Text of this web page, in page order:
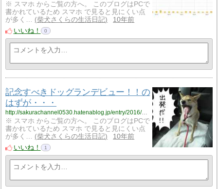
※ スマホ からご覧の方へ。 このブログはPCで
書かれているため スマホ で見ると見にくい点
が多く…
柴犬さくらの生活日記
10年前
いいね！
0
記念すべきドッグランデビュー！！の
はずが・・・
http://sakurachannel0530.hatenablog.jp/entry/2016/10/05/%E8%A8%98%E5%BF%B5%E3%81%99%E3%81%B9%E3%81%8D%E3%83%89%E3%83%83%E3%82%B0%E3%83%A9%E3%83%B3%E3%83%87%E3%83%93%E3%83%A5%E3%83%BC%EF%BC%81%EF%BC%81%E3%81%AE%E3%81%AF%E3%81%9A%E3%81%8C%E3%83%BB
※ スマホ からご覧の方へ。 このブログはPCで
書かれているため スマホ で見ると見にくい点
が多く…
柴犬さくらの生活日記
10年前
いいね！
1